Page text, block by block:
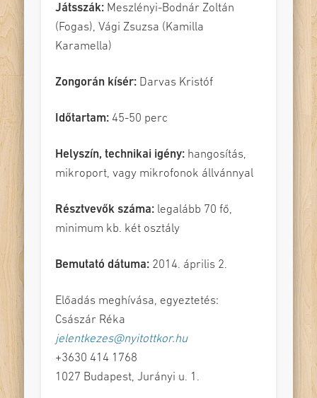
Játsszák: Meszlényi-Bodnár Zoltán
(Fogas), Vági Zsuzsa (Kamilla
Karamella)
Zongorán kísér: Darvas Kristóf
Időtartam: 45-50 perc
Helyszín, technikai igény: hangosítás,
mikroport, vagy mikrofonok állvánnyal
Résztvevők száma: legalább 70 fő,
minimum kb. két osztály
Bemutató dátuma: 2014. április 2.
Előadás meghívása, egyeztetés:
Császár Réka
jelentkezes@nyitottkor.hu
+3630 414 1768
1027 Budapest, Jurányi u. 1.